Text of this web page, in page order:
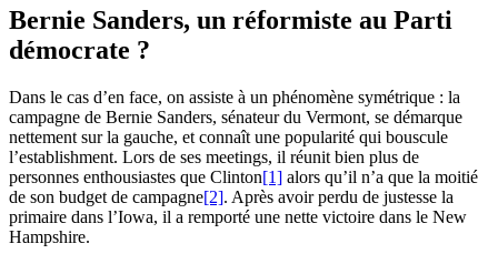
Bernie Sanders, un réformiste au Parti
démocrate ?
Dans le cas d’en face, on assiste à un phénomène symétrique : la
campagne de Bernie Sanders, sénateur du Vermont, se démarque
nettement sur la gauche, et connaît une popularité qui bouscule
l’establishment. Lors de ses meetings, il réunit bien plus de
personnes enthousiastes que Clinton[1] alors qu’il n’a que la moitié
de son budget de campagne[2]. Après avoir perdu de justesse la
primaire dans l’Iowa, il a remporté une nette victoire dans le New
Hampshire.